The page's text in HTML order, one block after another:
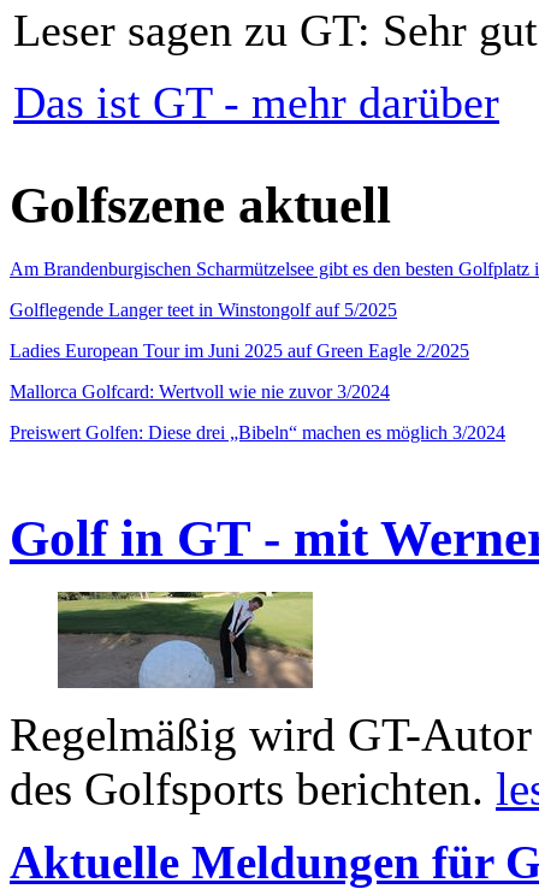
Leser sagen zu GT: Sehr
Das ist GT - mehr darüber
Golfszene aktuell
Am Brandenburgischen Scharmützelsee gibt es den besten
Golflegende Langer teet in Winstongolf auf 5/2025
Ladies European Tour im Juni 2025 auf Green Eagle 2/2025
Mallorca Golfcard: Wertvoll wie nie zuvor 3/2024
Preiswert Golfen: Diese drei „Bibeln“ machen es möglich 3/2024
Golf in GT - mit
Regelmäßig wird GT-
des Golfsports berichten.
Aktuelle Meldungen für